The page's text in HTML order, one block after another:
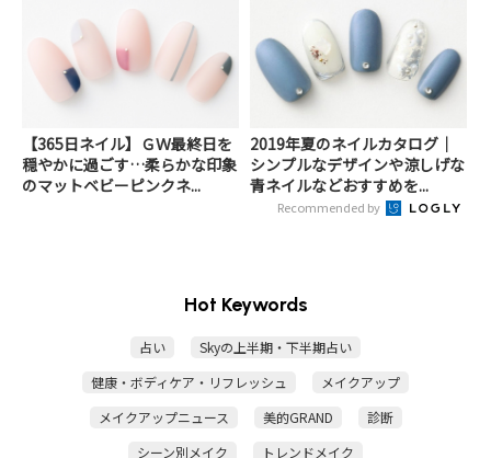
【365日ネイル】ＧＷ最終日を
穏やかに過ごす…柔らかな印象
のマットベビーピンクネ...
2019年夏のネイルカタログ｜
シンプルなデザインや涼しげな
青ネイルなどおすすめを...
Recommended by
Hot Keywords
占い
Skyの上半期・下半期占い
健康・ボディケア・リフレッシュ
メイクアップ
メイクアップニュース
美的GRAND
診断
シーン別メイク
トレンドメイク